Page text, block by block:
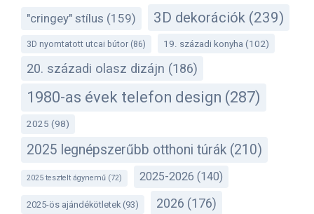
"cringey" stílus (159) 3D dekorációk (239)
3D nyomtatott utcai bútor (86) 19. századi konyha (102)
20. századi olasz dizájn (186)
1980-as évek telefon design (287)
2025 (98)
2025 legnépszerűbb otthoni túrák (210)
2025 tesztelt ágynemű (72) 2025-2026 (140)
2025-ös ajándékötletek (93) 2026 (176)